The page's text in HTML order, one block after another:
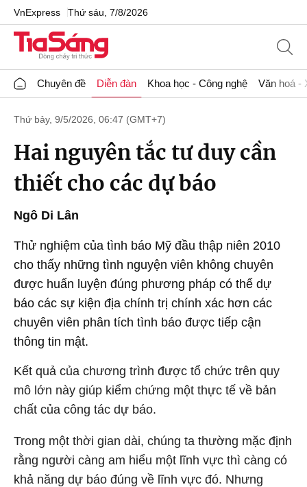
VnExpress Thứ sáu, 7/8/2026
Chuyên đề Diễn đàn Khoa học - Công nghệ Văn hoá -
Thứ bảy, 9/5/2026, 06:47 (GMT+7)
Hai nguyên tắc tư duy cần
thiết cho các dự báo
Ngô Di Lân
Thử nghiệm của tình báo Mỹ đầu thập niên 2010
cho thấy những tình nguyện viên không chuyên
được huấn luyện đúng phương pháp có thể dự
báo các sự kiện địa chính trị chính xác hơn các
chuyên viên phân tích tình báo được tiếp cận
thông tin mật.
Kết quả của chương trình được tổ chức trên quy
mô lớn này giúp kiểm chứng một thực tế về bản
chất của công tác dự báo.
Trong một thời gian dài, chúng ta thường mặc định
rằng người càng am hiểu một lĩnh vực thì càng có
khả năng dự báo đúng về lĩnh vực đó. Nhưng